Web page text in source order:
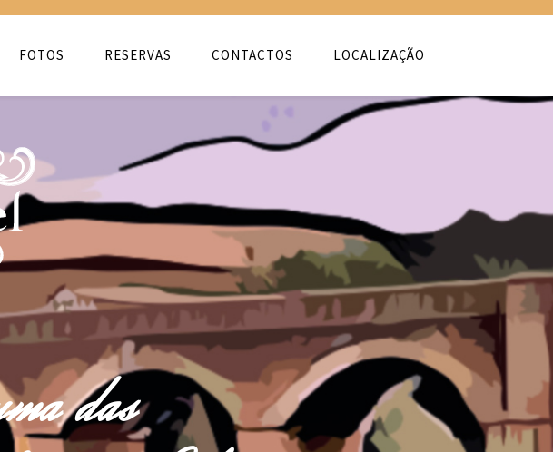
FOTOS RESERVAS CONTACTOS LOCALIZAÇÃO
das